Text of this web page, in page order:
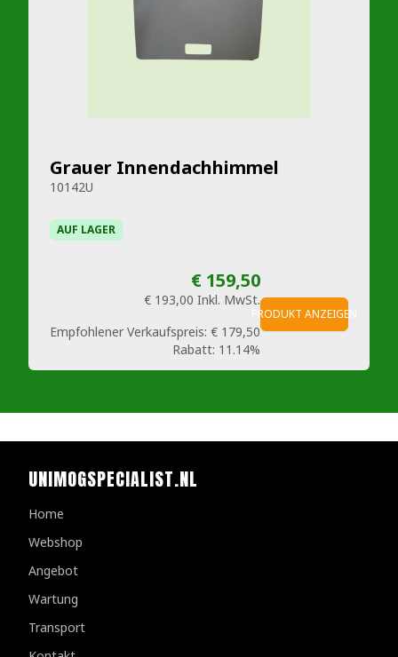
Grauer Innendachhimmel
10142U
AUF LAGER
€ 159,50
€ 193,00 Inkl. MwSt.
Empfohlener Verkaufspreis: € 179,50
Rabatt: 11.14%
PRODUKT ANZEIGEN
UNIMOGSPECIALIST.NL
Home
Webshop
Angebot
Wartung
Transport